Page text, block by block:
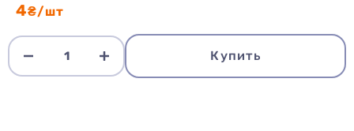
4₴/шт
Купить